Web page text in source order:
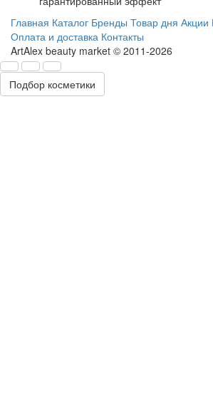
Главная Каталог Бренды Товар дня Акции
Оплата и доставка Контакты
ArtAlex beauty market © 2011-2026
Подбор косметики